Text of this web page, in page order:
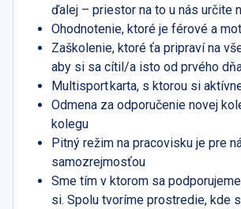
ďalej – priestor na to u nás určite
Ohodnotenie, ktoré je férové a
Zaškolenie, ktoré ťa pripraví na
aby si sa cítil/a isto od prvého
Multisport karta, s ktorou si
Odmena za odporučenie novej
kolegu
Pitný režim na pracovisku je pre
samozrejmosťou
Sme tím v ktorom sa
si. Spolu tvoríme prostredie, kde